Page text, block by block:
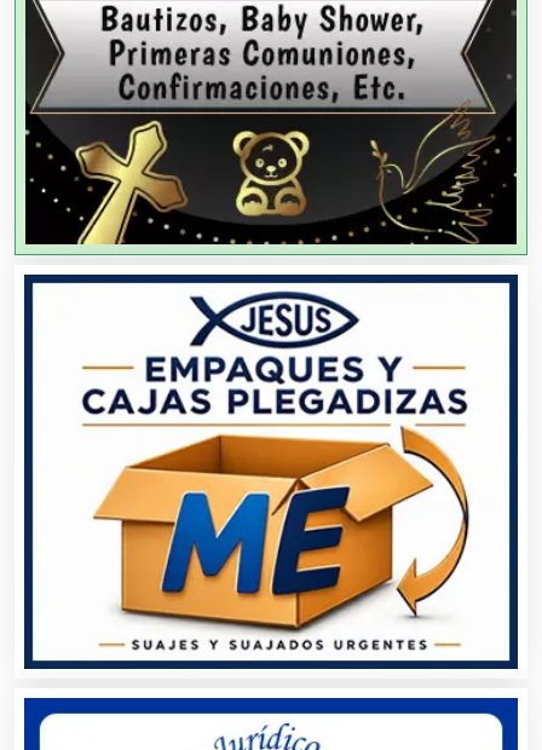
Agricultores
Agricultura y Ganadería
Agua Purificada
Aire Acondicionado
Albercas
Alimentos
Almacenaje
Alquiler de Autos
Alquiler de Equipos para Fiestas